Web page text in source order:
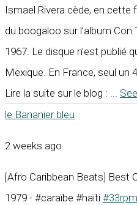
Ismael Rivera cède, en cette
du boogaloo sur l’album
1967. Le disque n’est publié
Mexique. En France, seul un
Lire la suite sur le blog : ...
le Bananier bleu
2 weeks ago
[Afro Caribbean Beats] Best
1979 - #caraïbe #haïti #33rpm